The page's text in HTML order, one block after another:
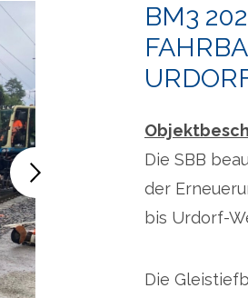
BM3
Die SBB
der
bis Urdorf-
Die